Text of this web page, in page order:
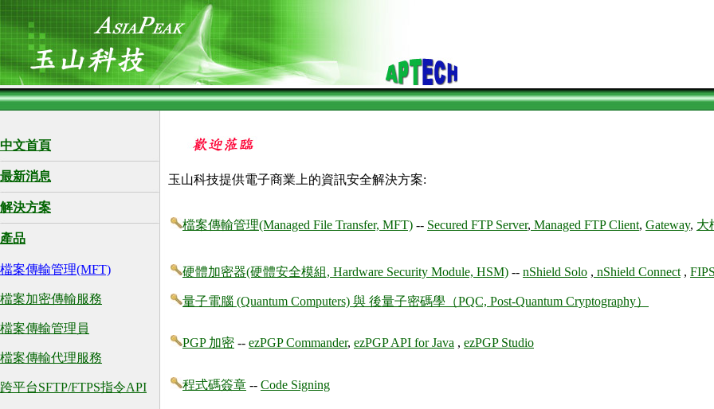
中文首頁
最新消息
解決方案
產品
檔案傳輸管理(MFT)
檔案加密傳輸服務
檔案傳輸管理員
檔案傳輸代理服務
跨平台SFTP/FTPS指令API
玉山科技提供電子商業上的資訊安全解決方案:
檔案傳輸管理(Managed File Transfer, MFT) -- Secured FTP Server, Managed FTP Client, Gateway, 大
硬體加密器(硬體安全模組, Hardware Security Module, HSM) -- nShield Solo , nShield Connect ,
量子電腦 (Quantum Computers) 與 後量子密碼學（PQC, Post-Quantum Cryptography）
PGP 加密 -- ezPGP Commander, ezPGP API for Java , ezPGP Studio
程式碼簽章 -- Code Signing